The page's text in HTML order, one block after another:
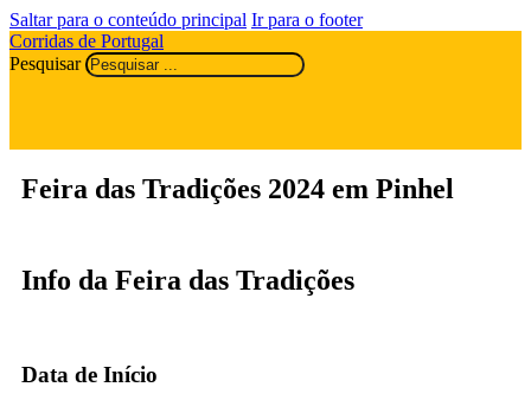
Saltar para o conteúdo principal Ir para o footer
Corridas de Portugal
Pesquisar
Feira das Tradições 2024 em Pinhel
Info da Feira das Tradições
Data de Início